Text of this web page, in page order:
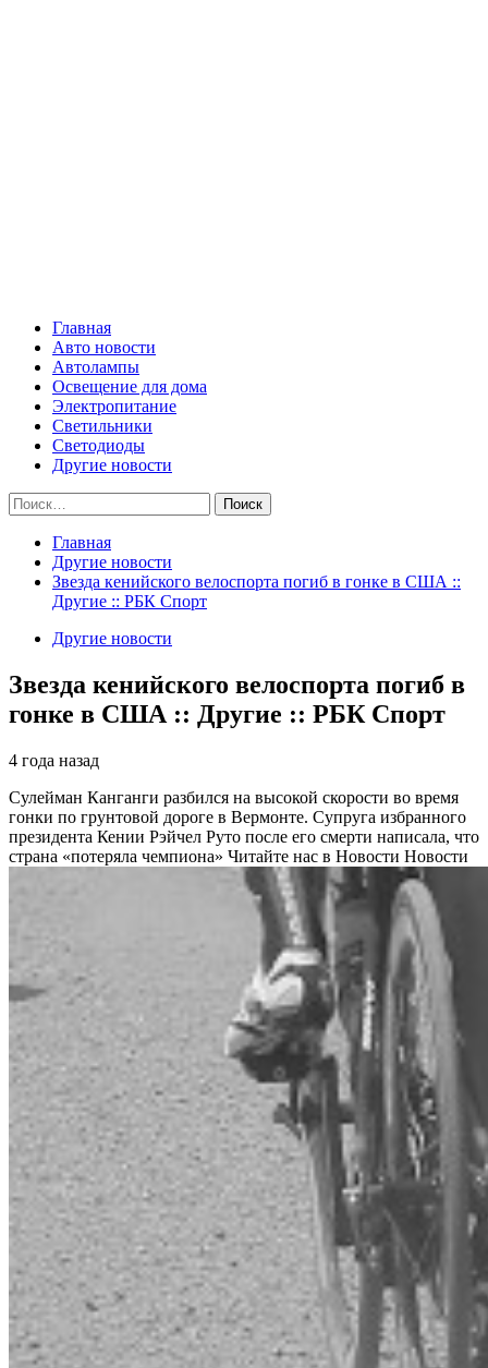
Главная
Авто новости
Автолампы
Освещение для дома
Электропитание
Светильники
Светодиоды
Другие новости
Найти:
Главная
Другие новости
Звезда кенийского велоспорта погиб в гонке в США ::
Другие :: РБК Спорт
Другие новости
Звезда кенийского велоспорта погиб в
гонке в США :: Другие :: РБК Спорт
4 года назад
Сулейман Канганги разбился на высокой скорости во время
гонки по грунтовой дороге в Вермонте. Супруга избранного
президента Кении Рэйчел Руто после его смерти написала, что
страна «потеряла чемпиона» Читайте нас в Новости Новости